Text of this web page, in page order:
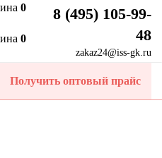
0
0
8 (495) 105-99-
48
zakaz24@iss-gk.ru
Получить оптовый прайс